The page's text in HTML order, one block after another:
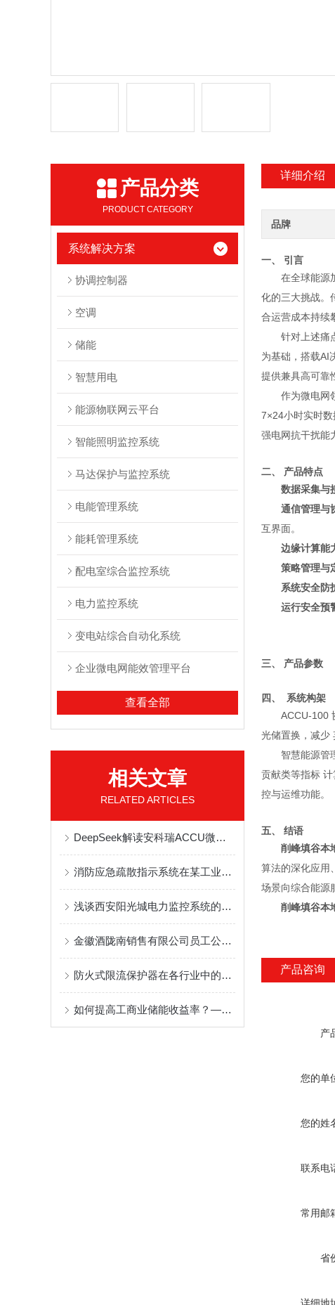
产品分类
PRODUCT CATEGORY
系统解决方案
协调控制器
空调
储能
智慧用电
能源物联网云平台
智能照明监控系统
马达保护与监控系统
电能管理系统
能耗管理系统
配电室综合监控系统
电力监控系统
变电站综合自动化系统
企业微电网能效管理平台
查看全部
相关文章
RELATED ARTICLES
DeepSeek解读安科瑞ACCU微电网协调控制器：能源管理的智慧大脑
消防应急疏散指示系统在某工业厂房项目的应用
浅谈西安阳光城电力监控系统的研究与应用
金徽酒陇南销售有限公司员工公寓楼建设项目电力监控系统的研究与应用
防火式限流保护器在各行业中的具体应用分享
如何提高工商业储能收益率？——工商业储能能量管理系统
详细介绍
品牌
一、 引言
在全球能源
化的三大挑战。
合运营成本持续
针对上述痛
为基础，搭载AI
提供兼具高可靠
作为微电网
7×24小时实时
强电网抗干扰能
二、 产品特点
数据采集与
通信管理与
互界面。
边缘计算能
策略管理与
系统安全防
运行安全预
三、 产品参数
四、 系统构架
ACCU-100
光储置换，减少
智慧能源管
贡献类等指标
控与运维功能。
五、 结语
削峰填谷本
算法的深化应用
场景向综合能源
削峰填谷本
产品咨询
产
您的单
您的姓
联系电
常用邮
省